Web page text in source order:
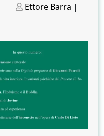
Posted
Ettore Barra |
onirismo
Digitale